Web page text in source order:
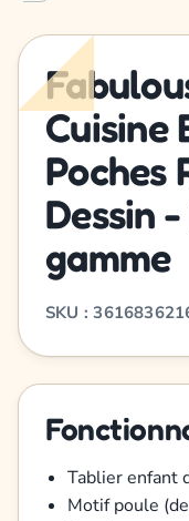
Cuisine
Poches
Dessin
gamme
SKU :
Tablier enfant
Motif poule